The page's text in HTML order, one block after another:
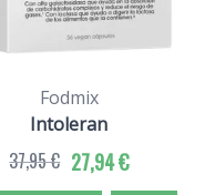
Fodmix
Intoleran
27,94 €
37,95 €